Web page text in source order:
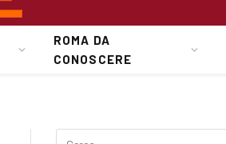
ROMA DA
CONOSCERE